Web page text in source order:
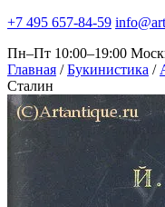
+7 495 657-84-59
Пн–Пт 10:00–19:00
Главная / Букинистика /
Сталин